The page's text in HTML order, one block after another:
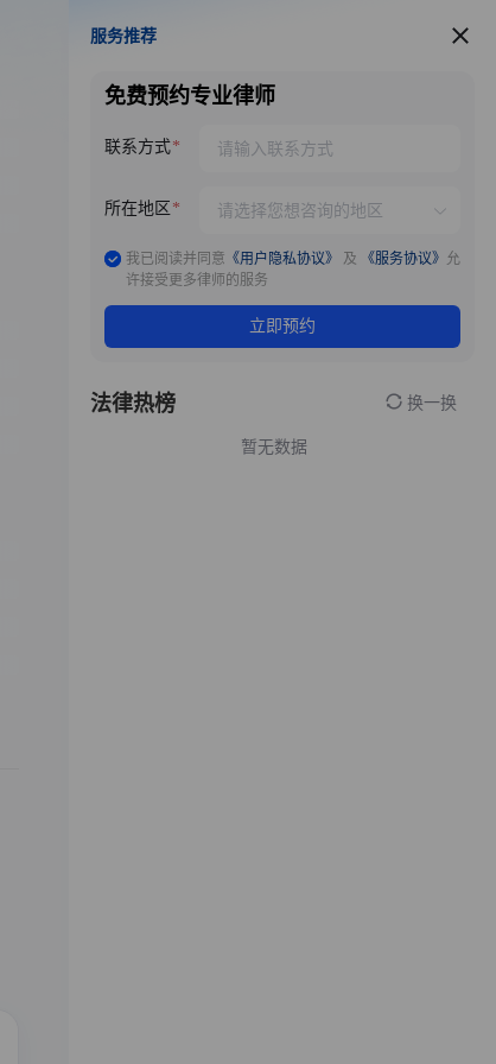
服务推荐
服务推荐
免费预约专业律师
联系方式
所在地区
我已阅读并同意 《用户隐私协议》 及 《服务协议》 允
许接受更多律师的服务
立即预约
法律热榜 换一换
暂无数据